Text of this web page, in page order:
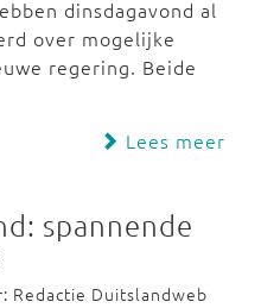
dinsdagavond al
over mogelijke
regering. Beide
Lees meer
spannende
Redactie Duitslandweb